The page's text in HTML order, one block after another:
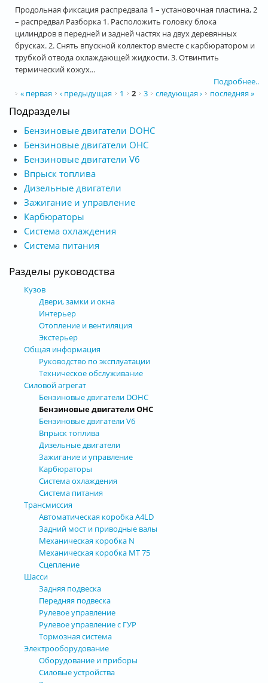
Продольная фиксация распредвала 1 – установочная пластина, 2
– распредвал Разборка 1. Расположить головку блока
цилиндров в передней и задней частях на двух деревянных
брусках. 2. Снять впускной коллектор вместе с карбюратором и
трубкой отвода охлаждающей жидкости. 3. Отвинтить
термический кожух...
Подробнее..
Страницы
« первая ‹ предыдущая 1 2 3 следующая › последняя »
Подразделы
Бензиновые двигатели DOHC
Бензиновые двигатели OHC
Бензиновые двигатели V6
Впрыск топлива
Дизельные двигатели
Зажигание и управление
Карбюраторы
Система охлаждения
Система питания
Разделы руководства
Кузов
Двери, замки и окна
Интерьер
Отопление и вентиляция
Экстерьер
Общая информация
Руководство по эксплуатации
Техническое обслуживание
Силовой агрегат
Бензиновые двигатели DOHC
Бензиновые двигатели OHC
Бензиновые двигатели V6
Впрыск топлива
Дизельные двигатели
Зажигание и управление
Карбюраторы
Система охлаждения
Система питания
Трансмиссия
Автоматическая коробка А4LD
Задний мост и приводные валы
Механическая коробка N
Механическая коробка МТ 75
Сцепление
Шасси
Задняя подвеска
Передняя подвеска
Рулевое управление
Рулевое управление с ГУР
Тормозная система
Электрооборудование
Оборудование и приборы
Силовые устройства